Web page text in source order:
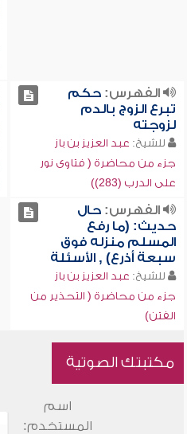
الفهرس:حكم
تبرع الزوج بالدم
لزوجته
للشيخ: عبد العزيز بن باز
جزء من محاضرة ( فتاوى نور
على الدرب (283))
الفهرس:حال
حديث: (ما رفع
المسلم منزله فوق
سبعة أذرع) , الأسئلة
للشيخ: عبد العزيز بن باز
جزء من محاضرة ( التحذير من
الفتن)
مكتبتك الصوتية
اسم
المستخدم: